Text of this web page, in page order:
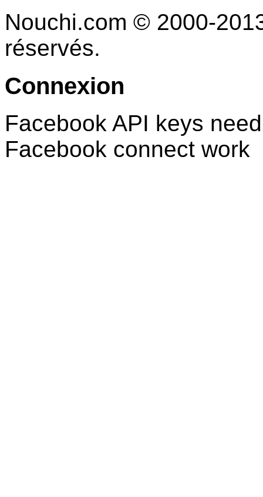
Nouchi.com © 2000-
réservés.
Connexion
Facebook API keys
Facebook connect work